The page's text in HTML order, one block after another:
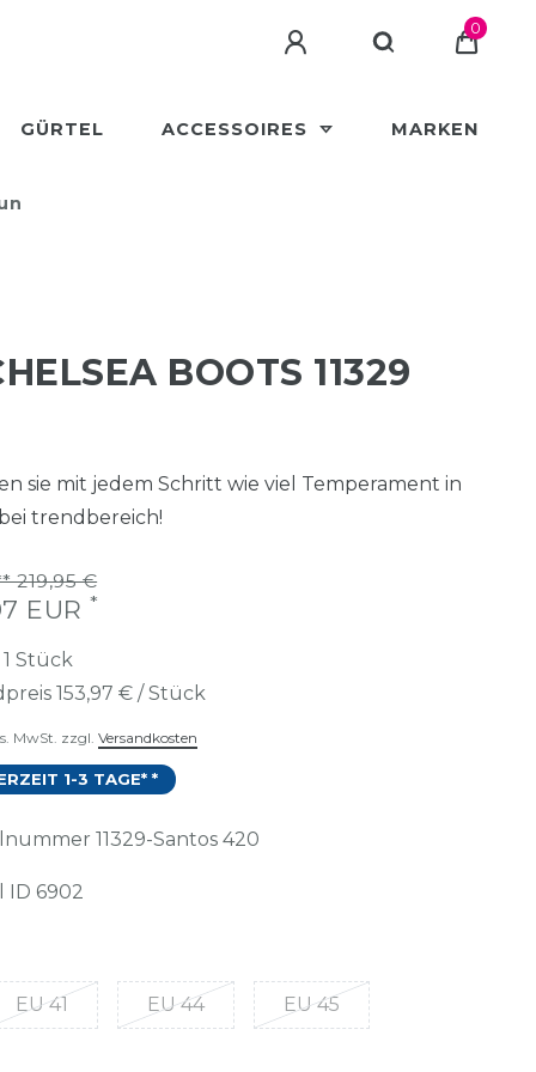
0
GÜRTEL ACCESSOIRES MARKEN
BOOTS 11329
sie mit jedem Schritt wie viel Temperament in
trendbereich!
219,95 €
EUR*
1 Stück
153,97 € / Stück
MwSt. zzgl. Versandkosten
1-3 TAGE* *
11329-Santos 420
ID 6902
EU 41 EU 44 EU 45